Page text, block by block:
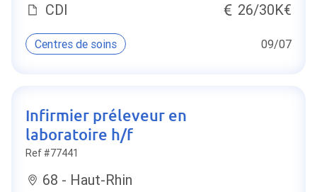
CDI
26/30K€
Centres de soins 09/07
Infirmier préleveur en
laboratoire h/f
Ref #77441
68 - Haut-Rhin